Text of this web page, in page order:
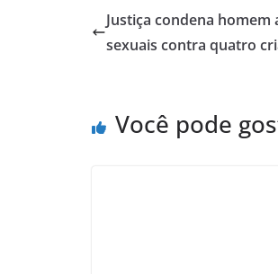
Justiça condena homem
sexuais contra quatro
Você pode